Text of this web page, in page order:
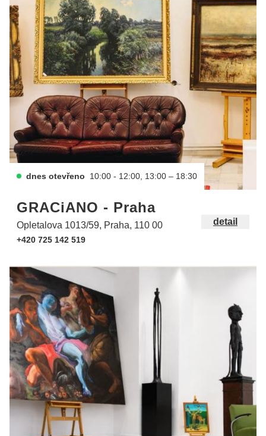
dnes otevřeno 10:00 - 12:00, 13:00 – 18:30
GRACiANO - Praha
Opletalova 1013/59, Praha, 110 00
+420 725 142 519
detail